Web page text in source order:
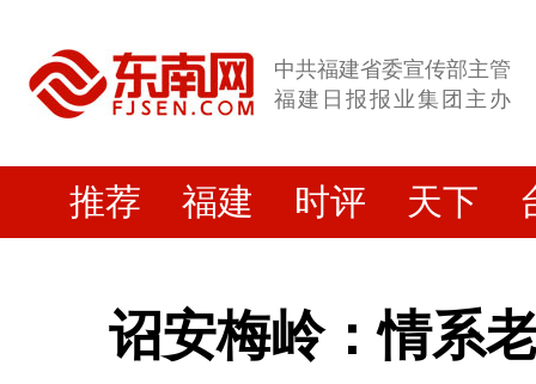
中共福建省委宣传部主管
福建日报报业集团主办
推荐 福建 时评 天下
诏安梅岭：情系